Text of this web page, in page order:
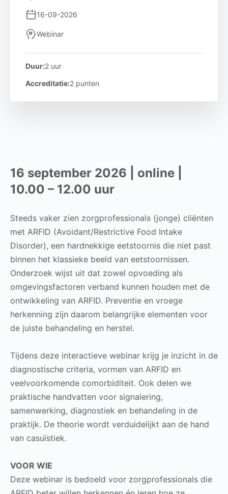
16 september 2026 | online |
10.00 – 12.00 uur
Steeds vaker zien zorgprofessionals (jonge) cliënten
met ARFID (Avoidant/Restrictive Food Intake
Disorder), een hardnekkige eetstoornis die niet past
binnen het klassieke beeld van eetstoornissen.
Onderzoek wijst uit dat zowel opvoeding als
omgevingsfactoren verband kunnen houden met de
ontwikkeling van ARFID. Preventie en vroege
herkenning zijn daarom belangrijke elementen voor
de juiste behandeling en herstel.
Tijdens deze interactieve webinar krijg je inzicht in de
diagnostische criteria, vormen van ARFID en
veelvoorkomende comorbiditeit. Ook delen we
praktische handvatten voor signalering,
samenwerking, diagnostiek en behandeling in de
praktijk. De theorie wordt verduidelijkt aan de hand
van casuïstiek.
VOOR WIE
Deze webinar is bedoeld voor zorgprofessionals die
16-09-2026
Webinar
Duur:2 uur
Accreditatie:2 punten